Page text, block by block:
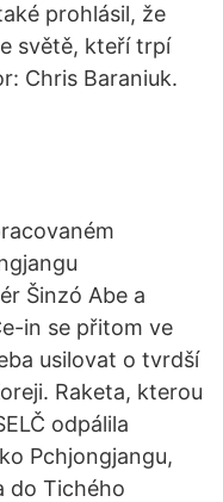
prohlásil, že
světě, kteří trpí
Chris Baraniuk.
Šinzó Abe a
in se přitom ve
usilovat o tvrdší
Raketa, kterou
odpálila
Pchjongjangu,
do Tichého